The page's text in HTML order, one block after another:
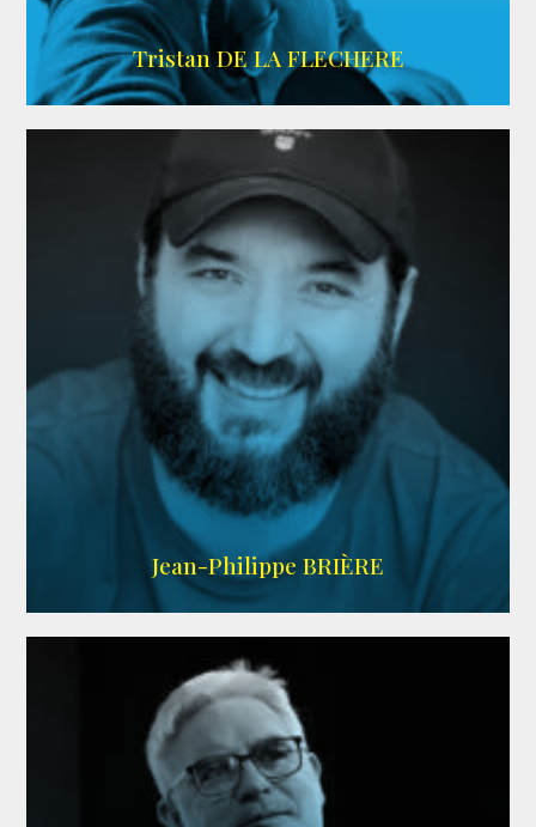
IMDB
Tristan DE LA FLECHERE
LINKEDIN
Jean-Philippe BRIÈRE